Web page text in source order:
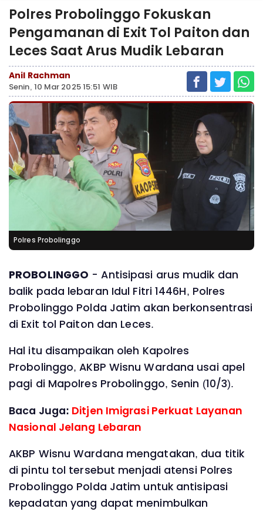
Polres Probolinggo Fokuskan
Pengamanan di Exit Tol Paiton dan
Leces Saat Arus Mudik Lebaran
Anil Rachman
Senin, 10 Mar 2025 15:51 WIB
Polres Probolinggo
PROBOLINGGO - Antisipasi arus mudik dan
balik pada lebaran Idul Fitri 1446H, Polres
Probolinggo Polda Jatim akan berkonsentrasi
di Exit tol Paiton dan Leces.
Hal itu disampaikan oleh Kapolres
Probolinggo, AKBP Wisnu Wardana usai apel
pagi di Mapolres Probolinggo, Senin (10/3).
Baca Juga: Ditjen Imigrasi Perkuat Layanan
Nasional Jelang Lebaran
AKBP Wisnu Wardana mengatakan, dua titik
di pintu tol tersebut menjadi atensi Polres
Probolinggo Polda Jatim untuk antisipasi
kepadatan yang dapat menimbulkan